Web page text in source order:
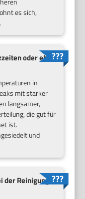
es sich,
oder eher
in
mit starker
langsamer,
die gut für
ist.
und
Reinigung